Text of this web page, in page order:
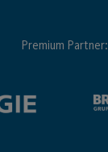
Premium Partner: